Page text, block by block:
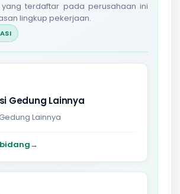
yang terdaftar pada perusahaan ini
lingkup pekerjaan.
Gedung Lainnya
Lainnya
→